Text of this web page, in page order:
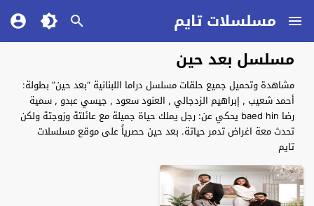
مسلسلات تايم
مسلسل بعد حين
مشاهدة وتحميل جميع حلقات مسلسل دراما اللبنانية “بعد حين” بطولة:
أحمد شعيب , إبراهيم الزدجالي , العنود سعود , جيسي عبدو , سمية
رضا baed hin يحكي عن: رجل يملك حياة جميلة مع عائلتة وزوجتة ولكن
تحدث معة اغراض تدمر حياتة. بعد حين حصرياً على موقع مسلسلات
تايم